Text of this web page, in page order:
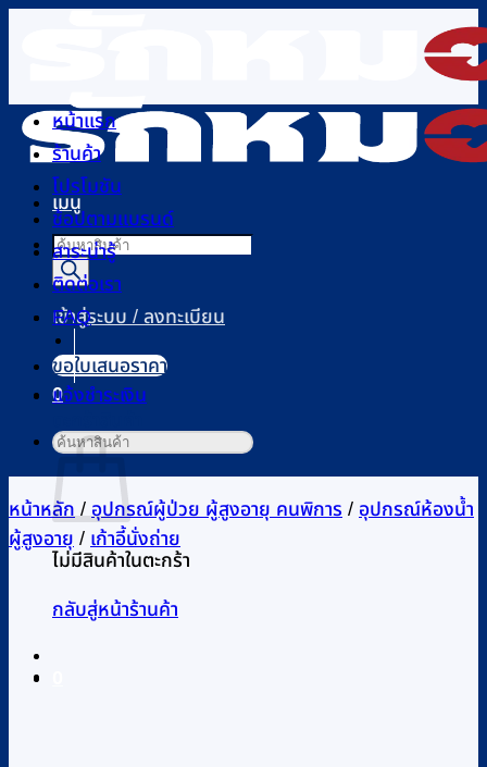
เนื้อหา
เมนู
Products
search
เข้าสู่ระบบ / ลงทะเบียน
0
ไม่มีสินค้าในตะกร้า
กลับสู่หน้าร้านค้า
หน้าแรก
ร้านค้า
โปรโมชัน
ช้อปตามแบรนด์
สาระน่ารู้
ติดต่อเรา
FAQ
ขอใบเสนอราคา
แจ้งชำระเงิน
ค้นหา:
หน้าหลัก / อุปกรณ์ผู้ป่วย ผู้สูงอายุ คนพิการ / อุปกรณ์ห้องน้ำ
ผู้สูงอายุ / เก้าอี้นั่งถ่าย